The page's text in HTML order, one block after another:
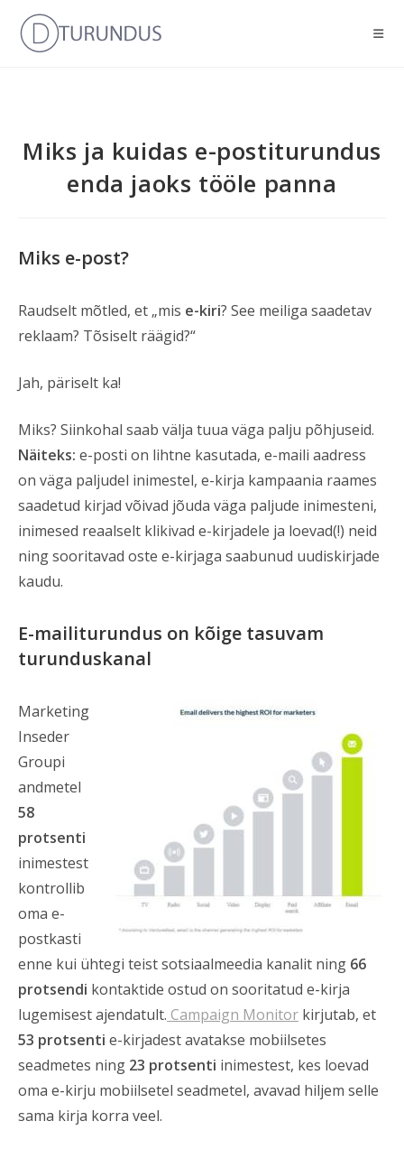
Miks ja kuidas e-postiturundus
enda jaoks tööle panna
Miks e-post?
Raudselt mõtled, et „mis e-kiri? See meiliga saadetav
reklaam? Tõsiselt räägid?“
Jah, päriselt ka!
Miks? Siinkohal saab välja tuua väga palju põhjuseid.
Näiteks: e-posti on lihtne kasutada, e-maili aadress
on väga paljudel inimestel, e-kirja kampaania raames
saadetud kirjad võivad jõuda väga paljude inimesteni,
inimesed reaalselt klikivad e-kirjadele ja loevad(!) neid
ning sooritavad oste e-kirjaga saabunud uudiskirjade
kaudu.
E-mailiturundus on kõige tasuvam
turunduskanal
Marketing
Inseder
Groupi
andmetel
58
protsenti
inimestest
kontrollib
oma e-
postkasti
enne kui ühtegi teist sotsiaalmeedia kanalit ning 66
protsendi kontaktide ostud on sooritatud e-kirja
lugemisest ajendatult. Campaign Monitor kirjutab, et
53 protsenti e-kirjadest avatakse mobiilsetes
seadmetes ning 23 protsenti inimestest, kes loevad
oma e-kirju mobiilsetel seadmetel, avavad hiljem selle
sama kirja korra veel.